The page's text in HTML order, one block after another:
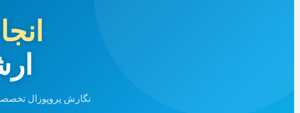
نگارش پروپوزال